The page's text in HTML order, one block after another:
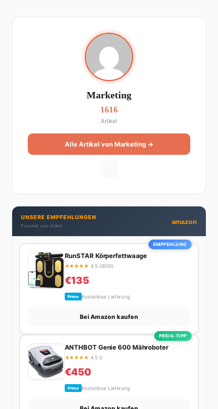
Marketing
1616
Artikel
Alle Artikel von Marketing →
UNSERE EMPFEHLUNGEN
Passend zum Artikel
amazon
EMPFEHLUNG
RunSTAR Körperfettwaage
★★★★★ 4.5 (4500)
€135
Prime Kostenlose Lieferung
Bei Amazon kaufen
PREIS-TIPP
ANTHBOT Genie 600 Mähroboter
★★★★★ 4.5 ()
€450
Prime Kostenlose Lieferung